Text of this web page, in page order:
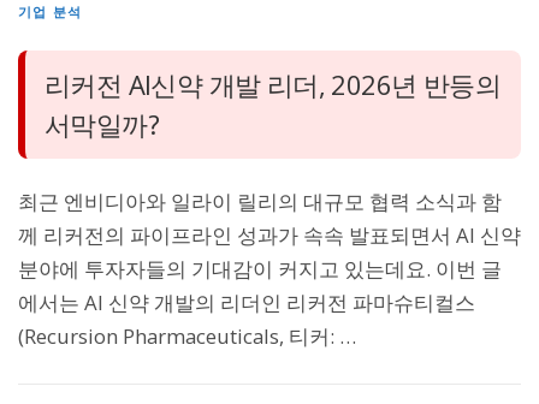
기업 분석
리커전 AI신약 개발 리더, 2026년 반등의
서막일까?
최근 엔비디아와 일라이 릴리의 대규모 협력 소식과 함
께 리커전의 파이프라인 성과가 속속 발표되면서 AI 신약
분야에 투자자들의 기대감이 커지고 있는데요. 이번 글
에서는 AI 신약 개발의 리더인 리커전 파마슈티컬스
(Recursion Pharmaceuticals, 티커: …